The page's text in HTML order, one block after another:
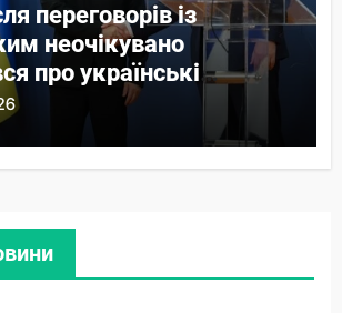
переговорів із
неочікувано
про українські